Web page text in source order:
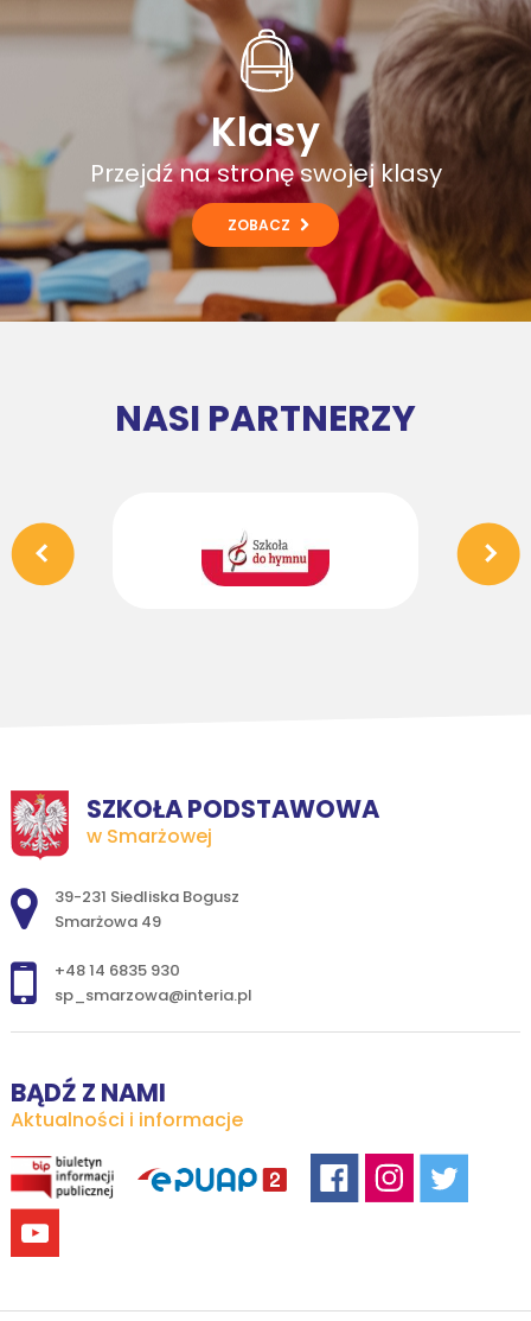
Klasy
Przejdź na stronę swojej klasy
ZOBACZ
NASI PARTNERZY
SZKOŁA PODSTAWOWA
w Smarżowej
Adres pocztowy:
39-231 Siedliska Bogusz
Smarżowa 49
+48 14 6835 930
sp_smarzowa@interia.pl
BĄDŹ Z NAMI
Aktualności i informacje